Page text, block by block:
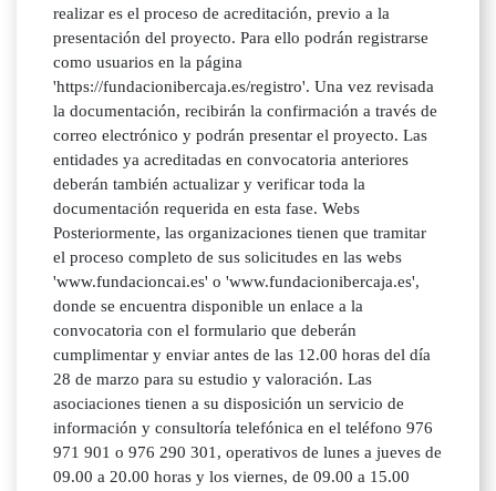
realizar es el proceso de acreditación, previo a la
presentación del proyecto. Para ello podrán registrarse
como usuarios en la página
'https://fundacionibercaja.es/registro'. Una vez revisada
la documentación, recibirán la confirmación a través de
correo electrónico y podrán presentar el proyecto. Las
entidades ya acreditadas en convocatoria anteriores
deberán también actualizar y verificar toda la
documentación requerida en esta fase. Webs
Posteriormente, las organizaciones tienen que tramitar
el proceso completo de sus solicitudes en las webs
'www.fundacioncai.es' o 'www.fundacionibercaja.es',
donde se encuentra disponible un enlace a la
convocatoria con el formulario que deberán
cumplimentar y enviar antes de las 12.00 horas del día
28 de marzo para su estudio y valoración. Las
asociaciones tienen a su disposición un servicio de
información y consultoría telefónica en el teléfono 976
971 901 o 976 290 301, operativos de lunes a jueves de
09.00 a 20.00 horas y los viernes, de 09.00 a 15.00